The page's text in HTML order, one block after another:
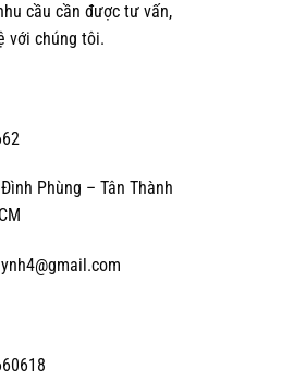
cầu cần được tư vấn,
với chúng tôi.
Phùng – Tân Thành